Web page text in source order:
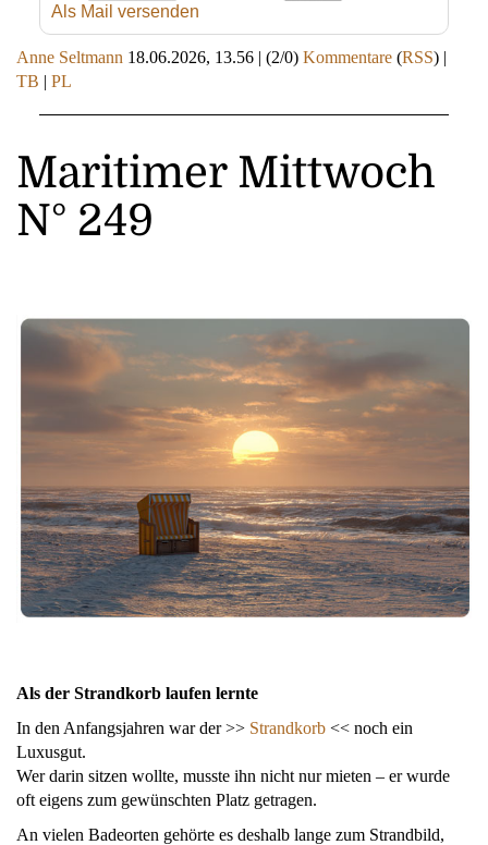
Als Mail versenden
Anne Seltmann 18.06.2026, 13.56 | (2/0) Kommentare (RSS) |
TB | PL
Maritimer Mittwoch
N° 249
Als der Strandkorb laufen lernte
In den Anfangsjahren war der >> Strandkorb << noch ein
Luxusgut.
Wer darin sitzen wollte, musste ihn nicht nur mieten – er wurde
oft eigens zum gewünschten Platz getragen.
An vielen Badeorten gehörte es deshalb lange zum Strandbild,